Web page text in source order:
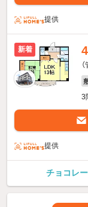
提供
新着
3
提供
チョコレ